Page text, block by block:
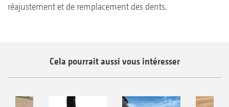
réajustement et de remplacement des dents.
Cela pourrait aussi vous intéresser